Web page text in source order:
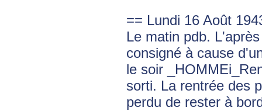
== Lundi 16 Août
Le matin pdb.
consigné à cause
le soir
sorti. La rentrée des
perdu de rester à